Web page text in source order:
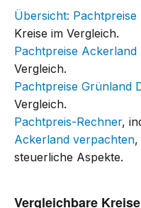
Übersicht:
Kreise im Vergleich.
Pachtpreise Ackerland
Vergleich.
Pachtpreise Grünland
Vergleich.
Pachtpreis-Rechner,
Ackerland verpachten,
steuerliche Aspekte.
Vergleichbare